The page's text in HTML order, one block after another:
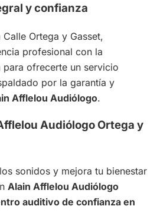
y confianza
Ortega y Gasset,
profesional con la
ofrecerte un servicio
por la garantía y
Afflelou Audiólogo.
Audiólogo Ortega y
sonidos y mejora tu bienestar
Alain Afflelou Audiólogo
auditivo de confianza en